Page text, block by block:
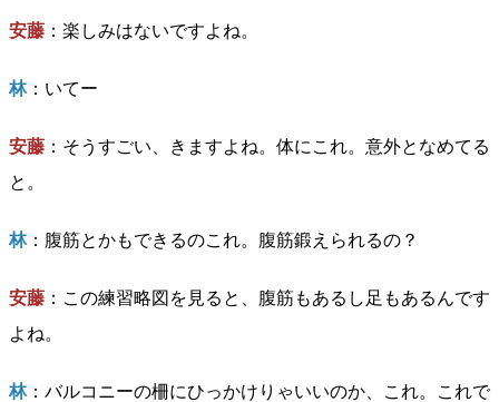
安藤 ：楽しみはないですよね。
林：いてー
安藤 ：そうすごい、きますよね。体にこれ。意外となめてる
と。
林：腹筋とかもできるのこれ。腹筋鍛えられるの？
安藤 ：この練習略図を見ると、腹筋もあるし足もあるんです
よね。
林：バルコニーの柵にひっかけりゃいいのか、これ。これで